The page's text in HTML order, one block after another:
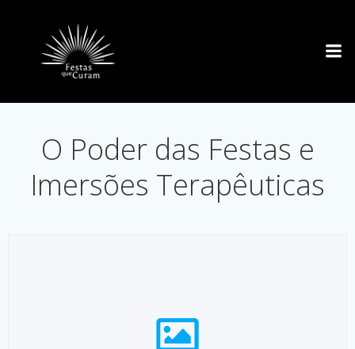
O Poder das Festas e
Imersões Terapêuticas